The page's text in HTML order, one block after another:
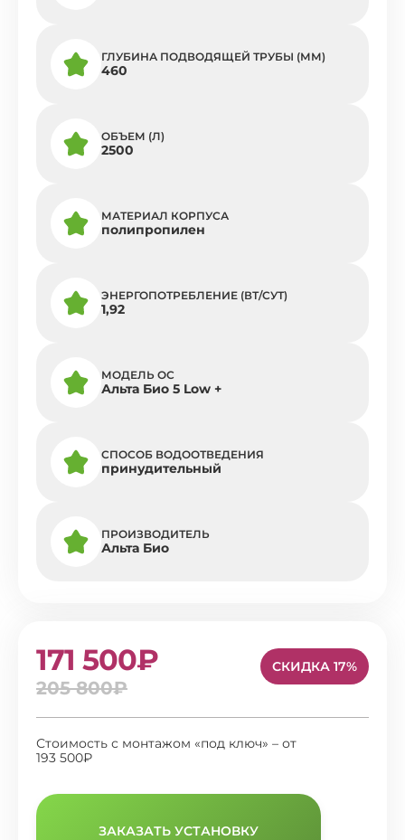
ГЛУБИНА ПОДВОДЯЩЕЙ ТРУБЫ (ММ)
460
ОБЪЕМ (Л)
2500
МАТЕРИАЛ КОРПУСА
полипропилен
ЭНЕРГОПОТРЕБЛЕНИЕ (ВТ/СУТ)
1,92
МОДЕЛЬ ОС
Альта Био 5 Low +
СПОСОБ ВОДООТВЕДЕНИЯ
принудительный
ПРОИЗВОДИТЕЛЬ
Альта Био
171 500₽
205 800₽
СКИДКА 17%
Стоимость с монтажом «под ключ» – от
193 500₽
ЗАКАЗАТЬ УСТАНОВКУ